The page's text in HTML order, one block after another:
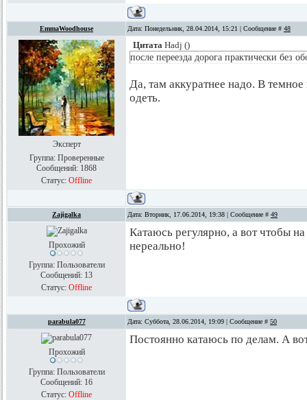
EmmaWoodhouse Дата: Понедельник, 28.04.2014, 15:21 | Сообщение # 48
Эксперт
Группа: Проверенные
Сообщений: 1868
Статус: Offline
Цитата Hadj ()
после переезда дорога практически без
Да, там аккуратнее надо. В
одеть.
Zajigalka Дата: Вторник, 17.06.2014, 19:38 | Сообщение # 49
Прохожий
Группа: Пользователи
Сообщений: 13
Статус: Offline
Катаюсь регулярно, а вот чтобы
нереально!
parabula077 Дата: Суббота, 28.06.2014, 19:09 | Сообщение # 50
Прохожий
Группа: Пользователи
Сообщений: 16
Статус: Offline
Постоянно катаюсь по делам. А